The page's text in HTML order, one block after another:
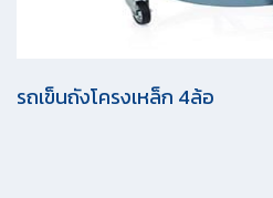
รถเข็นถังโครงเหล็ก 4ล้อ